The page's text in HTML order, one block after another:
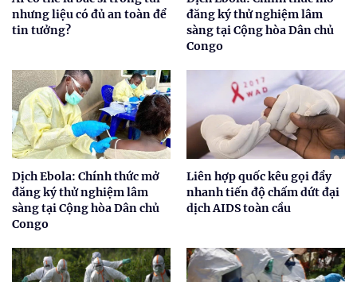
nhưng liệu có đủ an toàn để
tin tưởng?
đăng ký thử nghiệm lâm
sàng tại Cộng hòa Dân chủ
Congo
Dịch Ebola: Chính thức mở
đăng ký thử nghiệm lâm
sàng tại Cộng hòa Dân chủ
Congo
Liên hợp quốc kêu gọi đẩy
nhanh tiến độ chấm dứt đại
dịch AIDS toàn cầu